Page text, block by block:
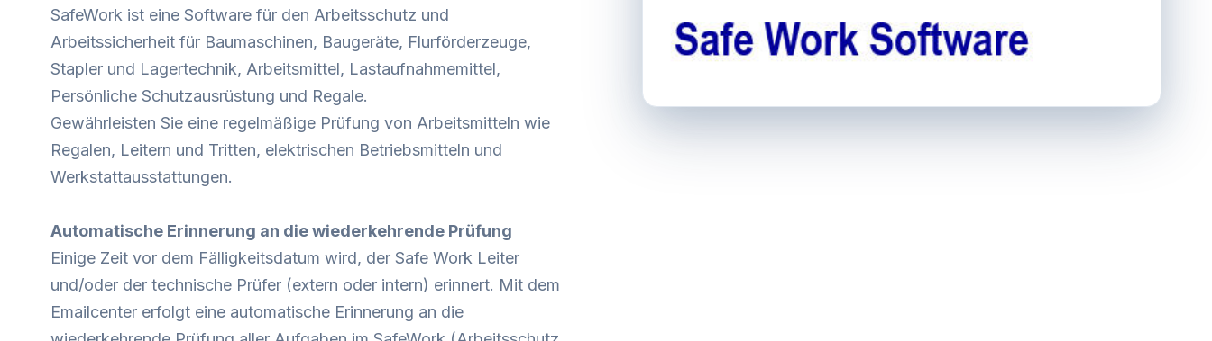
SafeWork ist eine Software für den Arbeitsschutz und
Arbeitssicherheit für Baumaschinen, Baugeräte, Flurförderzeuge,
Stapler und Lagertechnik, Arbeitsmittel, Lastaufnahmemittel,
Persönliche Schutzausrüstung und Regale.
Gewährleisten Sie eine regelmäßige Prüfung von Arbeitsmitteln wie
Regalen, Leitern und Tritten, elektrischen Betriebsmitteln und
Werkstattausstattungen.
Automatische Erinnerung an die wiederkehrende Prüfung
Einige Zeit vor dem Fälligkeitsdatum wird, der Safe Work Leiter
und/oder der technische Prüfer (extern oder intern) erinnert. Mit dem
Emailcenter erfolgt eine automatische Erinnerung an die